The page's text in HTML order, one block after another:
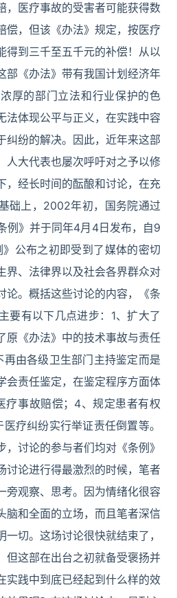
，医疗事故的受害者可能获得数
偿，但该《办法》规定，按医疗
得到三千至五千元的补偿！从以
部《办法》带有我国计划经济年
厚的部门立法和行业保护的色
法体现公平与正义，在实践中容
纠纷的解决。因此，近年来这部
人大代表也屡次呼吁对之予以修
，经长时间的酝酿和讨论，在充
础上，2002年初，国务院通过
例》并于同年4月4日发布，自9
公布之初即受到了媒体的密切
界、法律界以及社会各界群众对
论。概括这些讨论的内容，《条
要有以下几点进步：1、扩大了
原《办法》中的技术事故与责任
由各级卫生部门主持鉴定而是
会责任鉴定，在鉴定程序方面体
疗事故赔偿；4、规定患者有权
疗纠纷实行举证责任倒置等。
，讨论的参与者们均对《条例》
讨论进行得最激烈的时候，笔者
旁观察、思考。因为情绪化很容
脑和全面的立场，而且笔者深信
切。这场讨论很快就结束了，
但这部在出台之初就备受褒扬并
实践中到底已经起到什么样的效